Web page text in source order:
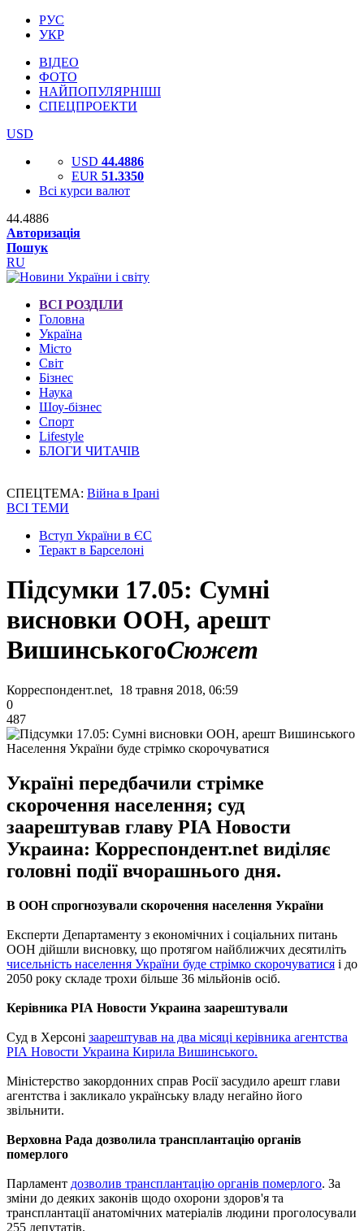
РУС
УКР
ВІДЕО
ФОТО
НАЙПОПУЛЯРНІШІ
СПЕЦПРОЕКТИ
USD
USD 44.4886
EUR 51.3350
Всі курси валют
44.4886
Авторизація
Пошук
RU
ВСІ РОЗДІЛИ
Головна
Україна
Місто
Світ
Бізнес
Наука
Шоу-бізнес
Спорт
Lifestyle
БЛОГИ ЧИТАЧІВ
СПЕЦТЕМА: Війна в Ірані
ВСІ ТЕМИ
Вступ України в ЄС
Теракт в Барселоні
Підсумки 17.05: Сумні
висновки ООН, арешт
ВишинськогоСюжет
Корреспондент.net, 18 травня 2018, 06:59
0
487
Населення України буде стрімко скорочуватися
Україні передбачили стрімке
скорочення населення; суд
заарештував главу РІА Новости
Украина: Корреспондент.net виділяє
головні події вчорашнього дня.
В ООН спрогнозували скорочення населення України
Експерти Департаменту з економічних і соціальних питань
ООН дійшли висновку, що протягом найближчих десятиліть
чисельність населення України буде стрімко скорочуватися і до
2050 року складе трохи більше 36 мільйонів осіб.
Керівника РІА Новости Украина заарештували
Суд в Херсоні заарештував на два місяці керівника агентства
РІА Новости Украина Кирила Вишинського.
Міністерство закордонних справ Росії засудило арешт глави
агентства і закликало українську владу негайно його
звільнити.
Верховна Рада дозволила трансплантацію органів
померлого
Парламент дозволив трансплантацію органів померлого. За
зміни до деяких законів щодо охорони здоров'я та
трансплантації анатомічних матеріалів людини проголосували
255 депутатів.